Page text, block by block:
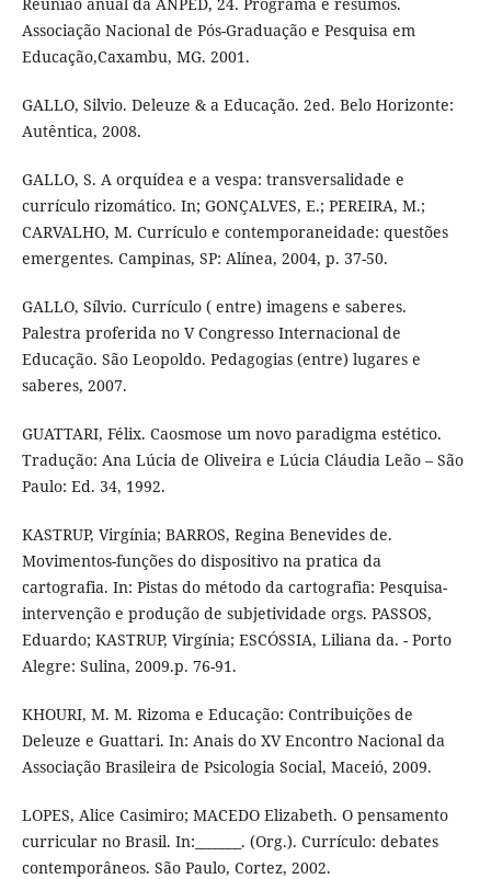
Associação Nacional de Pós-Graduação e Pesquisa em
Educação,Caxambu, MG. 2001.
GALLO, Silvio. Deleuze & a Educação. 2ed. Belo Horizonte:
Autêntica, 2008.
GALLO, S. A orquídea e a vespa: transversalidade e
currículo rizomático. In; GONÇALVES, E.; PEREIRA, M.;
CARVALHO, M. Currículo e contemporaneidade: questões
emergentes. Campinas, SP: Alínea, 2004, p. 37-50.
GALLO, Sílvio. Currículo ( entre) imagens e saberes.
Palestra proferida no V Congresso Internacional de
Educação. São Leopoldo. Pedagogias (entre) lugares e
saberes, 2007.
GUATTARI, Félix. Caosmose um novo paradigma estético.
Tradução: Ana Lúcia de Oliveira e Lúcia Cláudia Leão – São
Paulo: Ed. 34, 1992.
KASTRUP, Virgínia; BARROS, Regina Benevides de.
Movimentos-funções do dispositivo na pratica da
cartografia. In: Pistas do método da cartografia: Pesquisa-
intervenção e produção de subjetividade orgs. PASSOS,
Eduardo; KASTRUP, Virgínia; ESCÓSSIA, Liliana da. - Porto
Alegre: Sulina, 2009.p. 76-91.
KHOURI, M. M. Rizoma e Educação: Contribuições de
Deleuze e Guattari. In: Anais do XV Encontro Nacional da
Associação Brasileira de Psicologia Social, Maceió, 2009.
LOPES, Alice Casimiro; MACEDO Elizabeth. O pensamento
curricular no Brasil. In:_______. (Org.). Currículo: debates
contemporâneos. São Paulo, Cortez, 2002.